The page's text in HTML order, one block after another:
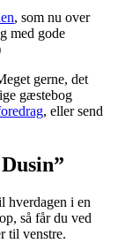
, som nu over
med gode
gerne, det
gæstebog
, eller send
hverdagen i en
så får du ved
til venstre.